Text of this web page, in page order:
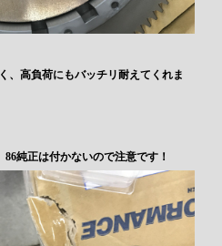
、高負荷にもバッチリ耐えてくれま
純正は付かないので注意です！